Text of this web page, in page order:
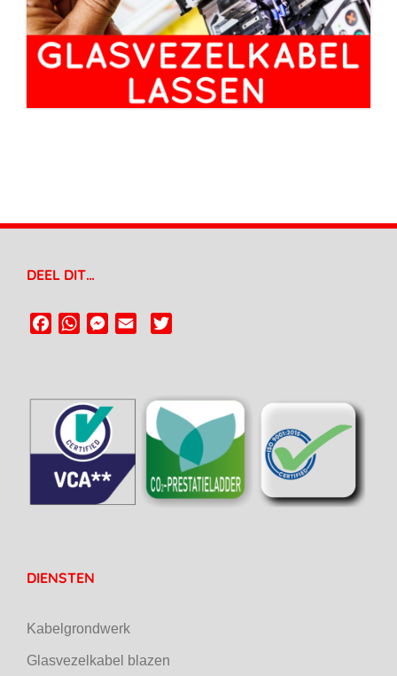
DEEL DIT…
FacebookWhatsAppMessenger
Email
DIENSTEN
Kabelgrondwerk
Glasvezelkabel blazen